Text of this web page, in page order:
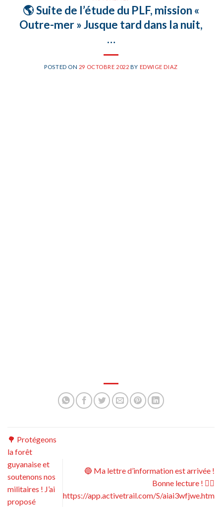
🌎 Suite de l’étude du PLF, mission «
Outre-mer » Jusque tard dans la nuit,
…
POSTED ON 29 OCTOBRE 2022 BY EDWIGE DIAZ
🌳 Protégeons
la forêt
guyanaise et
soutenons nos
militaires ! J’ai
proposé
🔵 Ma lettre d’information est arrivée !
Bonne lecture ! 👉🏻
https://app.activetrail.com/S/aiai3wfjwe.htm